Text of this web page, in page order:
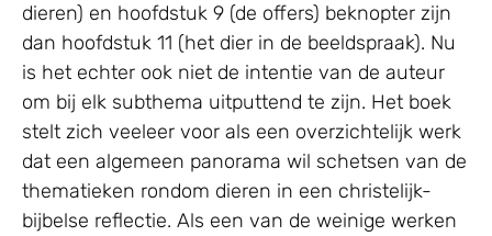
dieren) en hoofdstuk 9 (de offers) beknopter zijn
dan hoofdstuk 11 (het dier in de beeldspraak). Nu
is het echter ook niet de intentie van de auteur
om bij elk subthema uitputtend te zijn. Het boek
stelt zich veeleer voor als een overzichtelijk werk
dat een algemeen panorama wil schetsen van de
thematieken rondom dieren in een christelijk-
bijbelse reflectie. Als een van de weinige werken